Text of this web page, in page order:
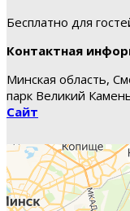
Бесплатно для
Контактная
Минская область,
парк Великий
Сайт